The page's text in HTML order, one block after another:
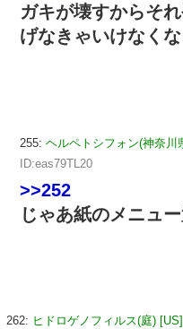
ガキが壊すからそ
げなきゃいけなく
255: ヘルペトシフォン(神奈川
ID:eas79TL20
>>252
じゃあ紙のメニュ
262: ヒドロゲノフィルス(庭) [US]